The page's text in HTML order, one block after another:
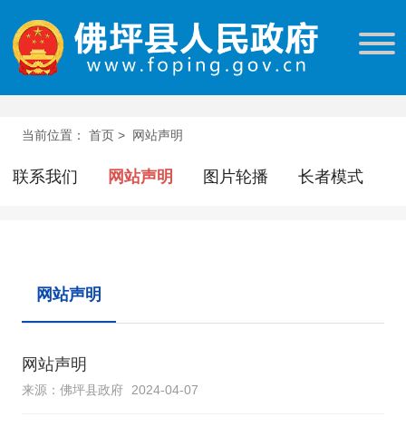
当前位置： 首页 > 网站声明
联系我们 网站声明 图片轮播 长者模式
网站声明
网站声明
来源：佛坪县政府 2024-04-07